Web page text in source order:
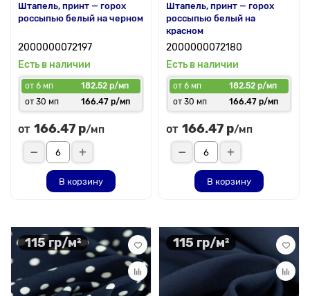
Штапель, принт — горох
россыпью белый на черном
2000000072197
Есть в наличии
от 6 мп
182.52 р/мп
от 30 мп
166.47 р/мп
от 166.47 р/мп
В корзину
Штапель, принт — горох
россыпью белый на
красном
2000000072180
Есть в наличии
от 6 мп
182.52 р/мп
от 30 мп
166.47 р/мп
от 166.47 р/мп
В корзину
115 гр/м² 115 гр/м²